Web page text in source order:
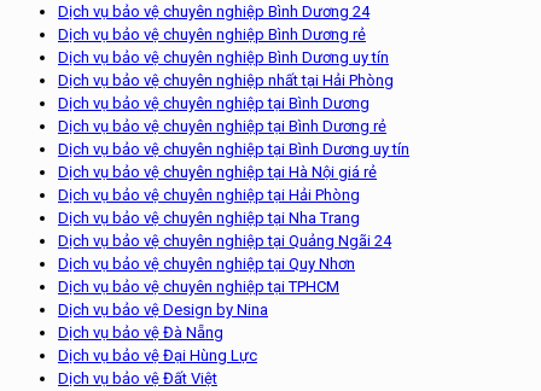
Dịch vụ bảo vệ chuyên nghiệp Bình Dương 24
Dịch vụ bảo vệ chuyên nghiệp Bình Dương rẻ
Dịch vụ bảo vệ chuyên nghiệp Bình Dương uy tín
Dịch vụ bảo vệ chuyên nghiệp nhất tại Hải Phòng
Dịch vụ bảo vệ chuyên nghiệp tại Bình Dương
Dịch vụ bảo vệ chuyên nghiệp tại Bình Dương rẻ
Dịch vụ bảo vệ chuyên nghiệp tại Bình Dương uy tín
Dịch vụ bảo vệ chuyên nghiệp tại Hà Nội giá rẻ
Dịch vụ bảo vệ chuyên nghiệp tại Hải Phòng
Dịch vụ bảo vệ chuyên nghiệp tại Nha Trang
Dịch vụ bảo vệ chuyên nghiệp tại Quảng Ngãi 24
Dịch vụ bảo vệ chuyên nghiệp tại Quy Nhơn
Dịch vụ bảo vệ chuyên nghiệp tại TPHCM
Dịch vụ bảo vệ Design by Nina
Dịch vụ bảo vệ Đà Nẵng
Dịch vụ bảo vệ Đại Hùng Lực
Dịch vụ bảo vệ Đất Việt